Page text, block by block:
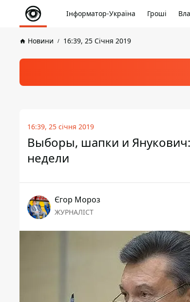
Інформатор-Україна Гроші
Новини 16:39, 25 Січня 2019
16:39, 25 січня 2019
Выборы, шапки и
недели
Єгор Мороз
ЖУРНАЛІСТ